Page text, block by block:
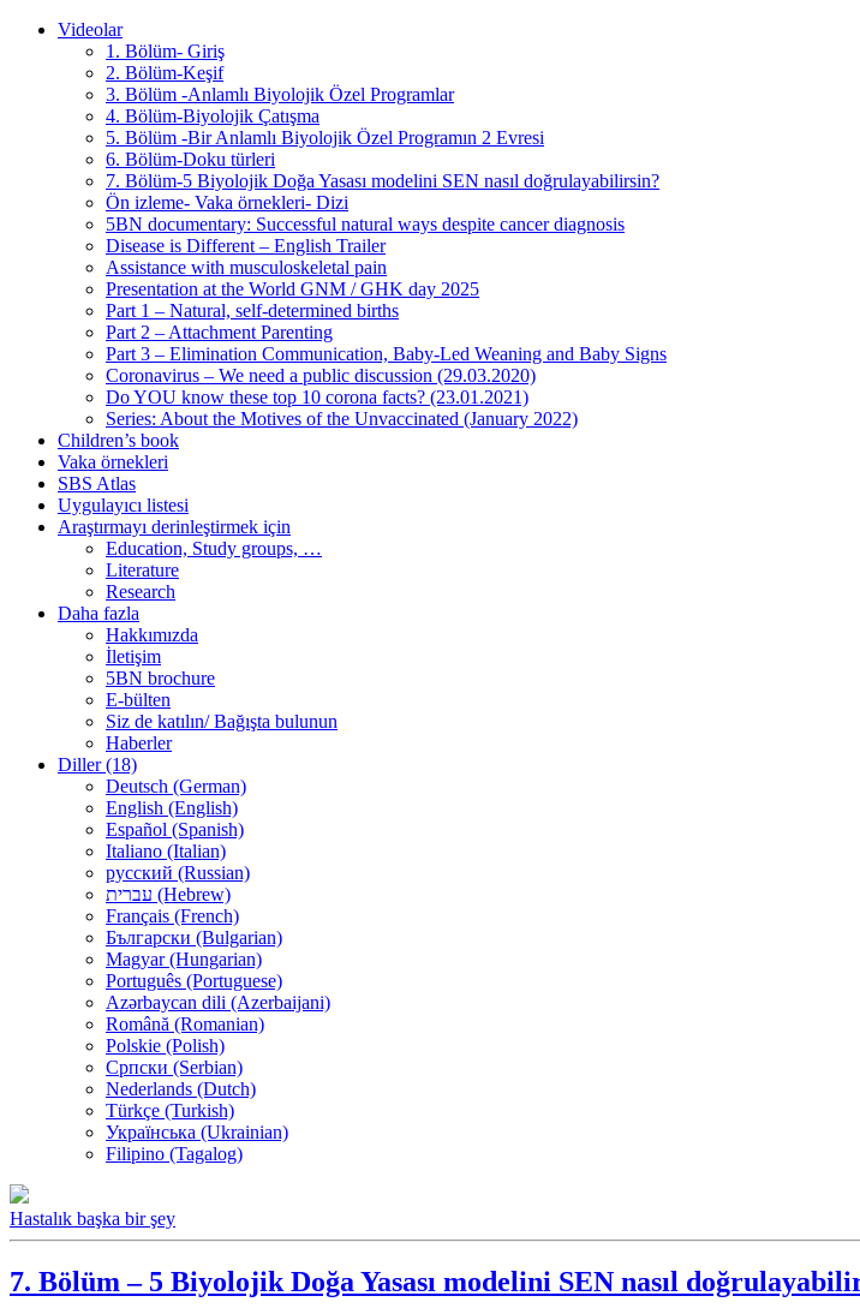
Videolar
1. Bölüm- Giriş
2. Bölüm-Keşif
3. Bölüm -Anlamlı Biyolojik Özel Programlar
4. Bölüm-Biyolojik Çatışma
5. Bölüm -Bir Anlamlı Biyolojik Özel Programın 2 Evresi
6. Bölüm-Doku türleri
7. Bölüm-5 Biyolojik Doğa Yasası modelini SEN nasıl doğrulayabilirsin?
Ön izleme- Vaka örnekleri- Dizi
5BN documentary: Successful natural ways despite cancer diagnosis
Disease is Different – English Trailer
Assistance with musculoskeletal pain
Presentation at the World GNM / GHK day 2025
Part 1 – Natural, self-determined births
Part 2 – Attachment Parenting
Part 3 – Elimination Communication, Baby-Led Weaning and Baby Signs
Coronavirus – We need a public discussion (29.03.2020)
Do YOU know these top 10 corona facts? (23.01.2021)
Series: About the Motives of the Unvaccinated (January 2022)
Children’s book
Vaka örnekleri
SBS Atlas
Uygulayıcı listesi
Araştırmayı derinleştirmek için
Education, Study groups, …
Literature
Research
Daha fazla
Hakkımızda
İletişim
5BN brochure
E-bülten
Siz de katılın/ Bağışta bulunun
Haberler
Diller (18)
Deutsch (German)
English (English)
Español (Spanish)
Italiano (Italian)
русский (Russian)
עברית (Hebrew)
Français (French)
Български (Bulgarian)
Magyar (Hungarian)
Português (Portuguese)
Azərbaycan dili (Azerbaijani)
Română (Romanian)
Polskie (Polish)
Српски (Serbian)
Nederlands (Dutch)
Türkçe (Turkish)
Українська (Ukrainian)
Filipino (Tagalog)
Hastalık başka bir şey
7. Bölüm – 5 Biyolojik Doğa Yasası modelini SEN nasıl